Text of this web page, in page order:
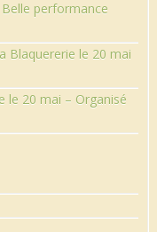
performance
Blaquererie le 20 mai
le 20 mai – Organisé